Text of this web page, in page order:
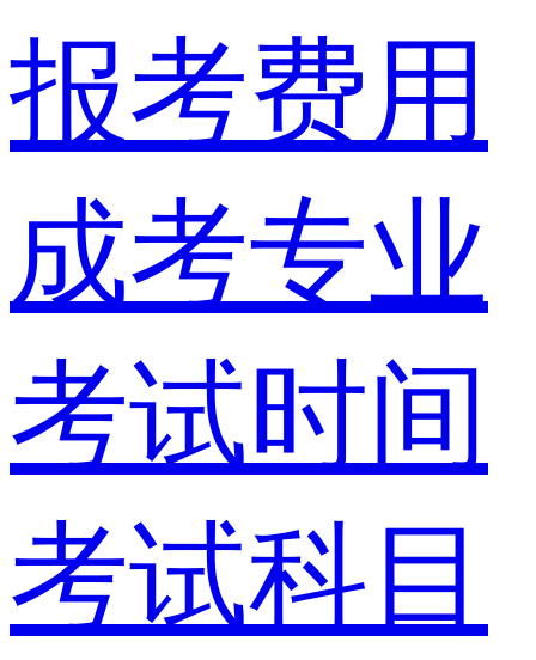
报考费用
成考专业
考试时间
考试科目